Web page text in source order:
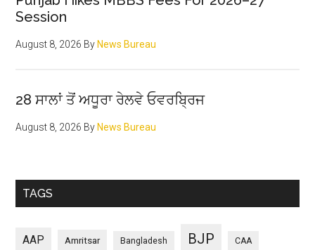
Session
August 8, 2026 By News Bureau
28 ਸਾਲਾਂ ਤੋਂ ਅਧੂਰਾ ਰੇਲਵੇ ਓਵਰਬ੍ਰਿਜ
August 8, 2026 By News Bureau
TAGS
AAP Amritsar Bangladesh BJP CAA